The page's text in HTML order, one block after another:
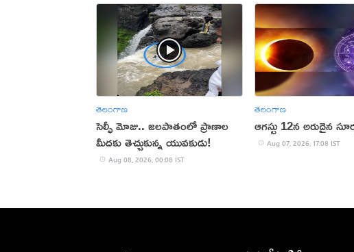
తెలంగాణ
సెల్ఫీ మోజు.. జలపాతంలో ప్రాణాల
మీదకు తెచ్చుకున్న యువకుడు!
Aug 08, 2026, 00:08 IST
తెలంగాణ
ఆగస్టు 12న అరుదైన
Aug 07, 2026, 17:08 IST